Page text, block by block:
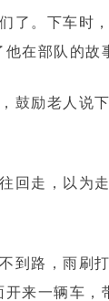
了。下车时
在部队的故
励老人说
走，以为
路，雨刷
来一辆车